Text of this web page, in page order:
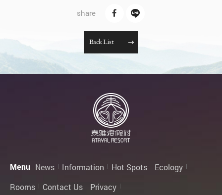
BackList
Menu News Information Hot Spots
Ecology
Rooms
Contact Us Privacy